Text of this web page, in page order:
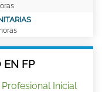
EN FP
Inicial